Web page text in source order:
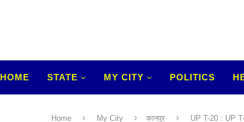
HOME STATE MY CITY POLITICS
Home My City कानपुर UP T-20 : UP